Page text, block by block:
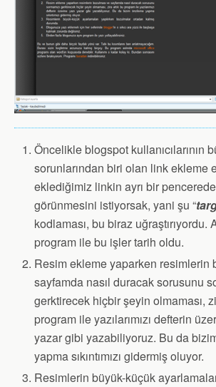
Öncelikle blogspot kullanıcılarının
sorunlarından biri olan link ekleme
eklediğimiz linkin ayrı bir
görünmesini istiyorsak, yani şu “
kodlaması, bu biraz uğraştırıyordu.
program ile bu işler tarih oldu.
Resim ekleme yaparken resimlerin
sayfamda nasıl duracak sorusunu
gerktirecek hiçbir şeyin olmaması,
program ile yazılarımızı defterin
yazar gibi yazabiliyoruz. Bu da
yapma sıkıntımızı gidermiş oluyor.
Resimlerin büyük-küçük